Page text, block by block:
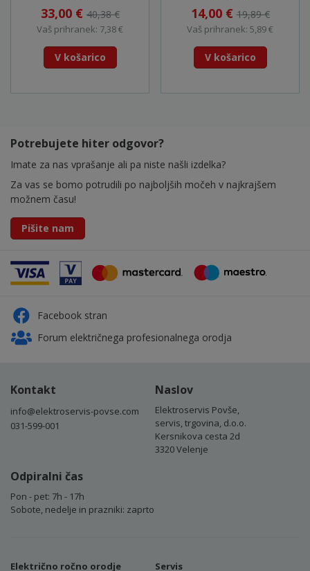
33,00 €40,38 €
Vaš prihranek: 7,38 €
V košarico
14,00 €19,89 €
Vaš prihranek: 5,89 €
V košarico
Potrebujete hiter odgovor?
Imate za nas vprašanje ali pa niste našli izdelka?
Za vas se bomo potrudili po najboljših močeh v najkrajšem
možnem času!
Pišite nam
Facebook stran
Forum električnega profesionalnega orodja
Kontakt
info@elektroservis-povse.com
031-599-001
Naslov
Elektroservis Povše,
servis, trgovina, d.o.o.
Kersnikova cesta 2d
3320 Velenje
Odpiralni čas
Pon - pet: 7h - 17h
Sobote, nedelje in prazniki: zaprto
Električno ročno orodje Servis